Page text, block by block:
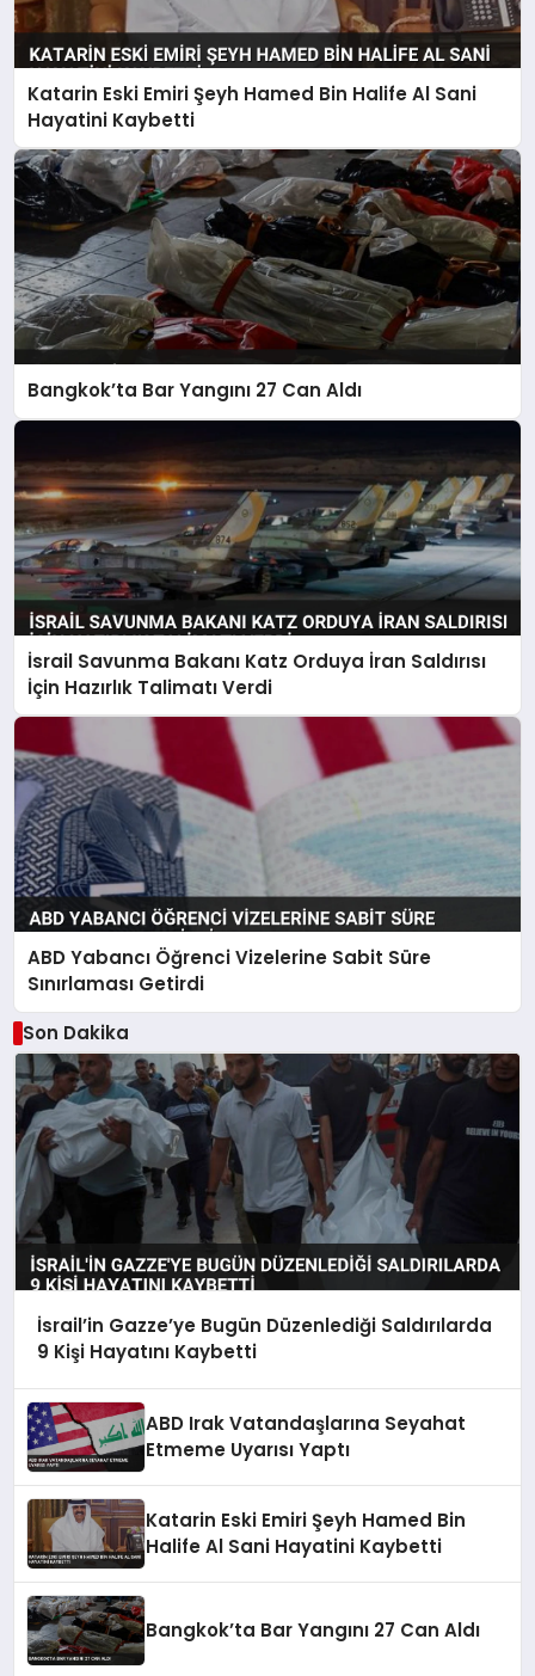
Katarin Eski Emiri Şeyh Hamed Bin Halife Al Sani
Hayatini Kaybetti
Bangkok’ta Bar Yangını 27 Can Aldı
İsrail Savunma Bakanı Katz Orduya İran Saldırısı
İçin Hazırlık Talimatı Verdi
ABD Yabancı Öğrenci Vizelerine Sabit Süre
Sınırlaması Getirdi
Son Dakika
İsrail’in Gazze’ye Bugün Düzenlediği Saldırılarda
9 Kişi Hayatını Kaybetti
ABD Irak Vatandaşlarına Seyahat
Etmeme Uyarısı Yaptı
Katarin Eski Emiri Şeyh Hamed Bin
Halife Al Sani Hayatini Kaybetti
Bangkok’ta Bar Yangını 27 Can Aldı